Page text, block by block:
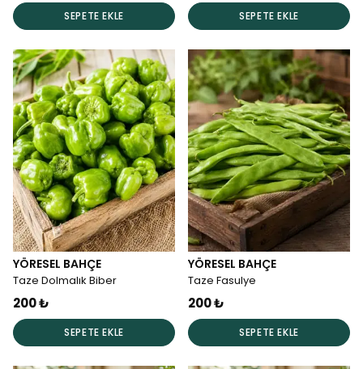
SEPETE EKLE SEPETE EKLE
YÖRESEL BAHÇE
Taze Dolmalık Biber
200 ₺
SEPETE EKLE
YÖRESEL BAHÇE
Taze Fasulye
200 ₺
SEPETE EKLE